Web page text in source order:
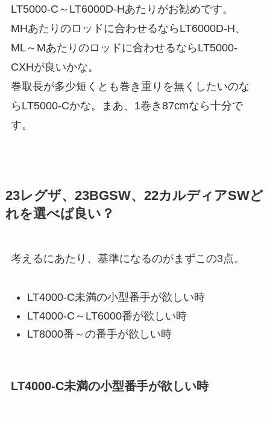
LT5000-C～LT6000D-Hあたりがお勧めです。
MHあたりのロッドに合わせるならLT6000D-H、
ML～Mあたりのロッドに合わせるならLT5000-
CXHが良いかな。
巻取長が多少短くとも巻き重りを無くしたいのな
らLT5000-Cかな。まあ、1巻き87cmなら十分で
す。
23レグザ、23BGSW、22カルディアSWど
れを選べば良い？
考えるにあたり、基準になるのがまずこの3点。
LT4000-C未満の小型番手が欲しい時
LT4000-C～LT6000番が欲しい時
LT8000番～の番手が欲しい時
LT4000-C未満の小型番手が欲しい時